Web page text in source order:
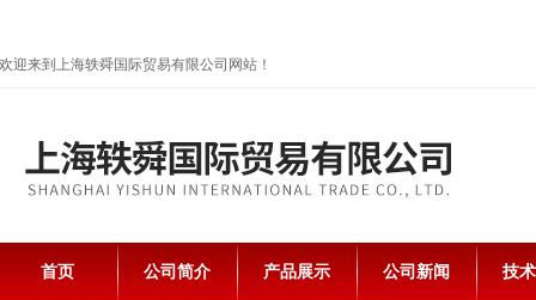
欢迎来到上海轶舜国际贸易有限公司网站！
首页 公司简介 产品展示 公司新闻 技